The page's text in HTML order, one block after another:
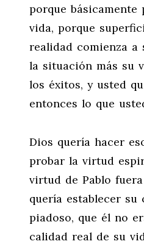
porque
vida, porque
realidad comienza
la situación más su
los éxitos, y usted
entonces lo que
Dios quería hacer
probar la virtud
virtud de Pablo
quería establecer
piadoso, que él no
calidad real de su